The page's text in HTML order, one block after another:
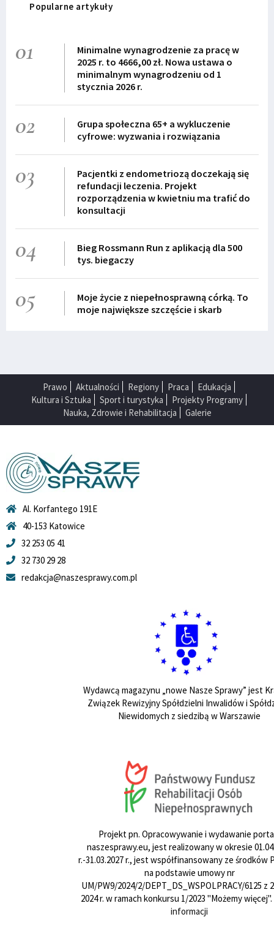
Popularne artykuły
01
Minimalne wynagrodzenie za pracę w
2025 r. to 4666,00 zł. Nowa ustawa o
minimalnym wynagrodzeniu od 1
stycznia 2026 r.
02
Grupa społeczna 65+ a wykluczenie
cyfrowe: wyzwania i rozwiązania
03
Pacjentki z endometriozą doczekają się
refundacji leczenia. Projekt
rozporządzenia w kwietniu ma trafić do
konsultacji
04
Bieg Rossmann Run z aplikacją dla 500
tys. biegaczy
05
Moje życie z niepełnosprawną córką. To
moje największe szczęście i skarb
Prawo Aktualności Regiony Praca
Edukacja
Kultura i Sztuka
Sport i turystyka
Projekty Programy
Nauka, Zdrowie i Rehabilitacja
Galerie
Al. Korfantego 191E
40-153 Katowice
32 253 05 41
32 730 29 28
redakcja@naszesprawy.com.pl
Wydawcą magazynu „nowe Nasze Sprawy” jest
Związek Rewizyjny Spółdzielni Inwalidów i
Niewidomych z siedzibą w Warszawie
Projekt pn. Opracowywanie i wydawanie
naszesprawy.eu, jest realizowany w okresie
r.-31.03.2027 r., jest współfinansowany ze środków
na podstawie umowy nr
UM/PW9/2024/2/DEPT_DS_WSPOLPRACY/6125 z
2024 r. w ramach konkursu 1/2023 "Możemy więcej".
informacji